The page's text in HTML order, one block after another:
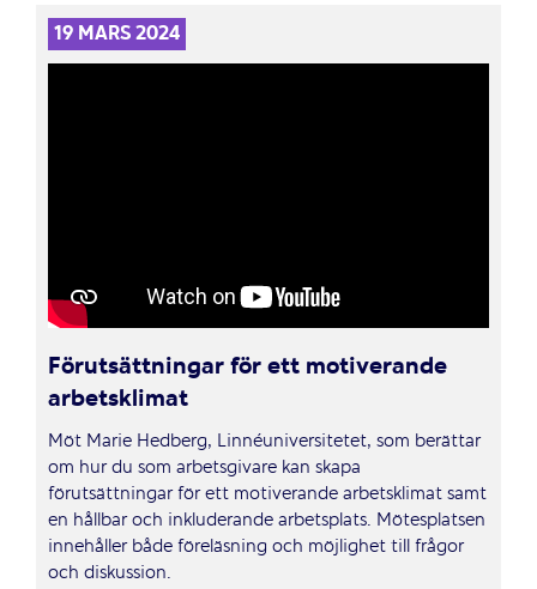
19 MARS 2024
Förutsättningar för ett motiverande
arbetsklimat
Möt Marie Hedberg, Linnéuniversitetet, som berättar
om hur du som arbetsgivare kan skapa
förutsättningar för ett motiverande arbetsklimat samt
en hållbar och inkluderande arbetsplats. Mötesplatsen
innehåller både föreläsning och möjlighet till frågor
och diskussion.